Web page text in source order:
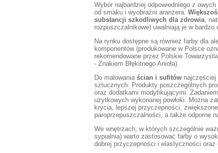
Wybór najbardziej odpowiedniego z
od smaku i wyobraźni aranżera.
substancji szkodliwych dla zdrowia,
rozpuszczalnikowe) uwalniają je w bardzo
Na rynku dostępne są również farby dla
komponentów (produkowane w Polsce
rekomendowane przez Polskie
- Znakiem Błękitnego Anioła).
Do malowania ścian i sufitównajczęściej
sztucznych. Produkty poszczególnych
oraz dodatkami modyfikującymi.
użytkowych wykonanej powłoki. Można
krycia, lepszej przyczepności,
paroprzepuszczalności, a także odporne
We wnętrzach, w których szczególnie
sypialnia) warto zastosować farby o
dobrej przyczepności i elastyczności oraz